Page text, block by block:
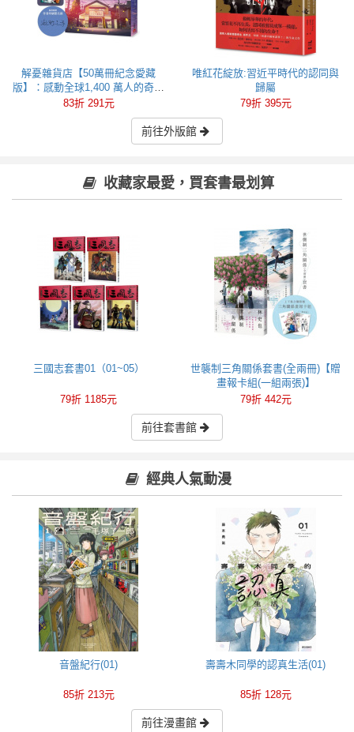
解憂雜貨店【50萬冊紀念愛藏
版】：感動全球1,400 萬人的奇蹟
之書，東野圭吾最令人感動落淚
83折 291元
唯紅花綻放:習近平時代的認同與
歸屬
79折 395元
前往外版館
收藏家最愛，買套書最划算
三國志套書01（01~05）
79折 1185元
世襲制三角關係套書(全兩冊)【贈
畫報卡組(一組兩張)】
79折 442元
前往套書館
經典人氣動漫
音盤紀行(01)
85折 213元
壽壽木同學的認真生活(01)
85折 128元
前往漫畫館